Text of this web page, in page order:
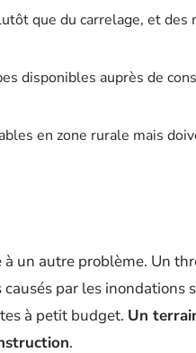
que du carrelage, et des
disponibles auprès de
en zone rurale mais
un autre problème. Un
par les inondations
à petit budget. Un
.